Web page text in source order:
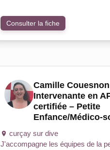
Consulter la fiche
Camille
Intervenante en
certifiée – Petite
Enfance/Médico-
curçay sur dive
J'accompagne les équipes de la